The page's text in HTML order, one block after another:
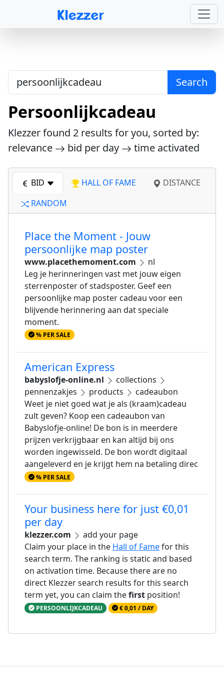
Search
Persoonlijkcadeau
Klezzer found 2 results for you, sorted by:
relevance
bid per day time activated
BID HALL OF FAME
DISTANCE
RANDOM
Place the Moment - Jouw
persoonlijke map poster
www.placethemoment.com
nl
Leg je herinneringen vast met jouw eigen
sterrenposter of stadsposter. Geef een
persoonlijke map poster cadeau voor een
blijvende herinnering aan dat speciale
moment.
% PER SALE
American Express
babyslofje-online.nl
collections
pennenzakjes
products
cadeaubon
Weet je niet goed wat je als (kraam)cadeau
zult geven? Koop een cadeaubon van
Babyslofje-online! De bon is in meerdere
prijzen verkrijgbaar en kan altijd bij ons
worden ingewisseld. De bon wordt digitaal
aangeleverd en je krijgt hem na betaling direc
% PER SALE
Your business here for just €0,01
per day
klezzer.com
add your page
Claim your place in the Hall of Famefor this
search term. The ranking is static and based
on activation time. Because there are no
direct Klezzer search results for this search
term yet, you can claim thefirst position!
PERSOONLIJKCADEAU € 0,01 / DAY